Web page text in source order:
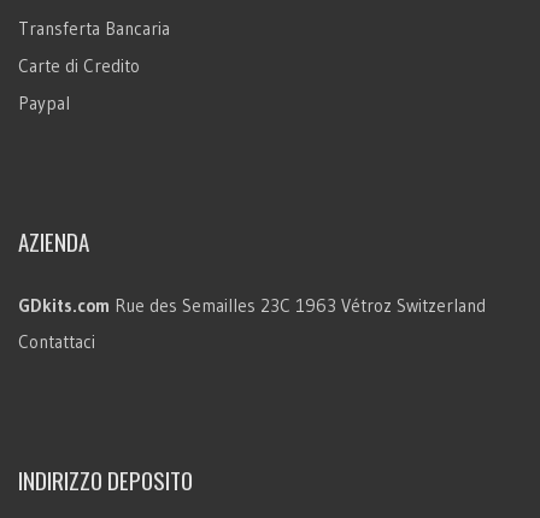
Transferta Bancaria
Carte di Credito
Paypal
AZIENDA
GDkits.com Rue des Semailles 23C 1963 Vétroz Switzerland
Contattaci
INDIRIZZO DEPOSITO